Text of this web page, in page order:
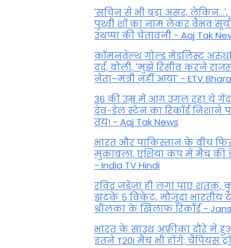
'सचिन से भी बड़ा असर, लेकिन...',
पृथ्वी शॉ का नाम लेकर वैभव
उथप्पा की चेतावनी - Aaj Tak
कॉमनवेल्थ गोल्ड मे​डलिस्ट
दर्द, बोली, 'मुझे रिसीव करने
नेता–मंत्री नहीं आया' - ETV
36 की उम्र में आग उगल रहा ये
देव-डेल स्टेन का रिकॉर्ड निशाने
तय! - Aaj Tak News
भारत और पाकिस्तान के बीच
मुकाबला, एशिया कप में मैच की
- India TV Hindi
रविंद्र जडेजा ही लगा पाए शतक,
झटके 5 विकेट, मौजूदा भारतीय
श्रीलंका के खिलाफ रिकॉर्ड -
भारत के साउथ अफ्रीका दौरे में
इतने T20I मैच भी होंगे; चैंपियंस